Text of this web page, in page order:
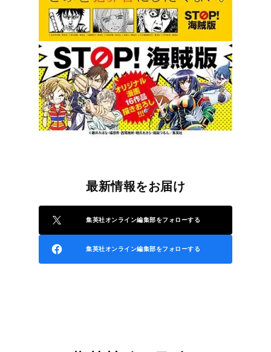
最新情報をお届け
集英社オンライン編集部をフォローする
集英社オンライン編集部をフォローする